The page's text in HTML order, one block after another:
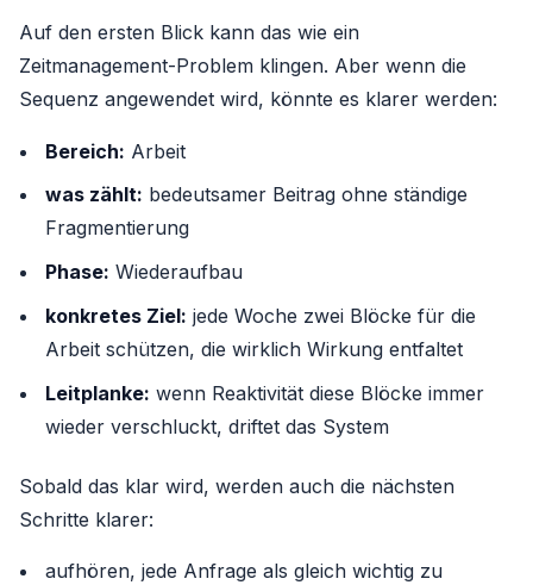
Auf den ersten Blick kann das wie ein
Zeitmanagement-Problem klingen. Aber wenn die
Sequenz angewendet wird, könnte es klarer werden:
Bereich: Arbeit
was zählt: bedeutsamer Beitrag ohne ständige
Fragmentierung
Phase: Wiederaufbau
konkretes Ziel: jede Woche zwei Blöcke für die
Arbeit schützen, die wirklich Wirkung entfaltet
Leitplanke: wenn Reaktivität diese Blöcke immer
wieder verschluckt, driftet das System
Sobald das klar wird, werden auch die nächsten
Schritte klarer:
aufhören, jede Anfrage als gleich wichtig zu